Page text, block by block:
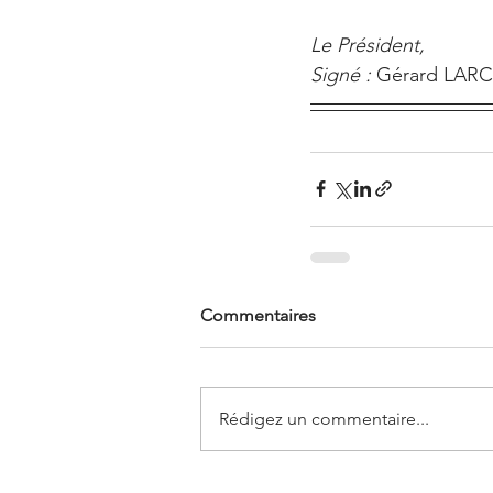
Le Président,
Signé : Gérard
Commentaires
Rédigez un commentaire...